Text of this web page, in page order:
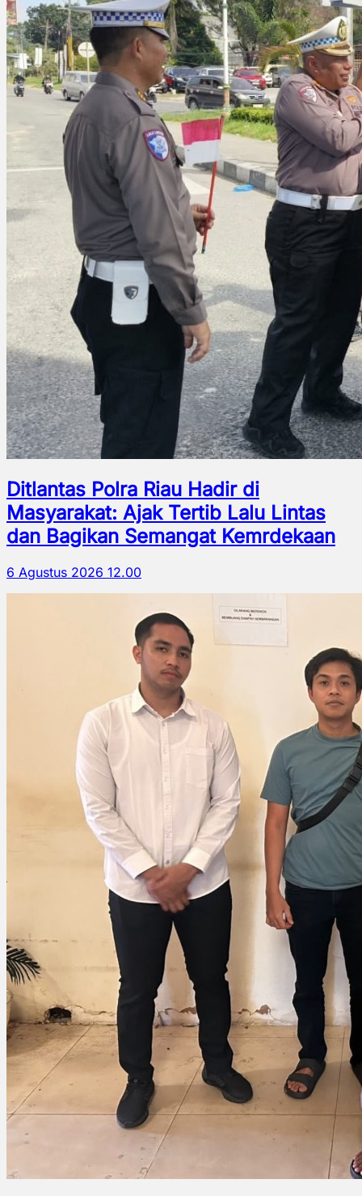
Ditlantas Polra Riau Hadir di
Masyarakat: Ajak Tertib Lalu Lintas
dan Bagikan Semangat Kemrdekaan
6 Agustus 2026 12.00